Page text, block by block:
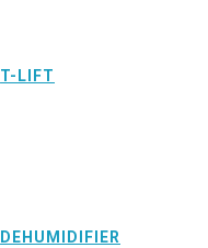
T-LIFT
DEHUMIDIFIER